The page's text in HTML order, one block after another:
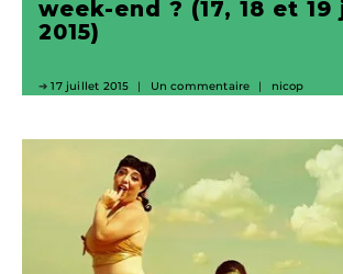
week-end ? (17, 18 et
2015)
17 juillet 2015 Un commentaire nicop